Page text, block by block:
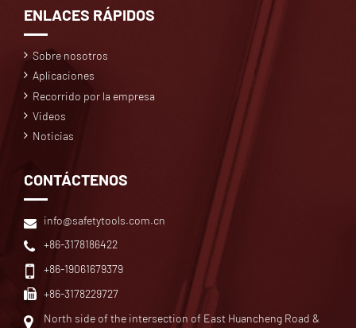
ENLACES RÁPIDOS
Sobre nosotros
Aplicaciones
Recorrido por la empresa
Videos
Noticias
CONTÁCTENOS
info@safetytools.com.cn
+86-3178186422
+86-19061679379
+86-3178229727
North side of the intersection of East Huancheng Road &